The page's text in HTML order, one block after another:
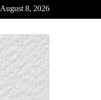
August 8, 2026